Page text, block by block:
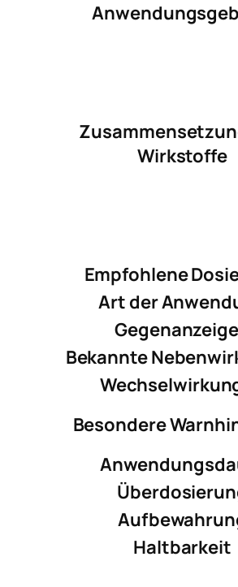
Wirkstoffe
Empfohlene
Art der
Bekannte
Besondere
Haltbarkeit